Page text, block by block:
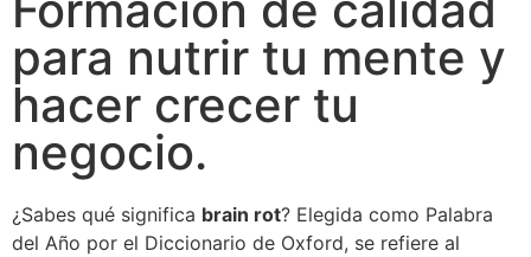
para nutrir tu mente y
hacer crecer tu
negocio.
¿Sabes qué significa brain rot? Elegida como Palabra
del Año por el Diccionario de Oxford, se refiere al